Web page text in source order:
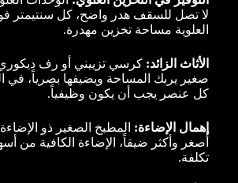
لا تصل للسقف هدر واضح، كل سنتيمتر
العلوية مساحة تخزين مهدرة.
الأثاث الزائد: كرسي تزييني أو رف
صغير يربك المساحة ويضيفها بصرياً، في
كل عنصر يجب أن يكون وظيفياً.
إهمال الإضاءة: المطبخ الصغير ذو الإضاءة
أصغر وأكثر ضيقاً، الإضاءة الكافية من
تكلفة.